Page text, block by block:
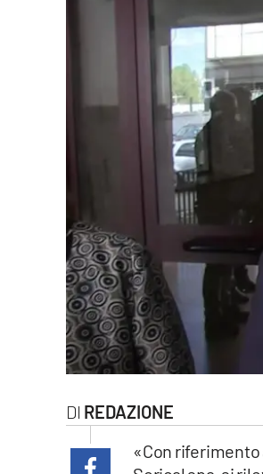
cosenzachannel.it
REDAZIONE
«Con riferimento